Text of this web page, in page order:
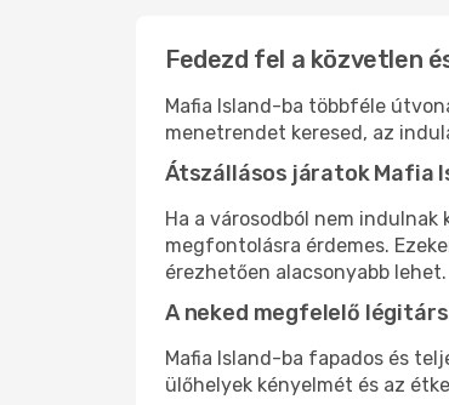
Fedezd fel a közvetlen
Mafia Island-ba többféle
menetrendet keresed, az
Átszállásos járatok Mafia
Ha a városodból nem
megfontolásra érdemes.
érezhetően alacsonyabb lehet.
A neked megfelelő
Mafia Island-ba fapados és
ülőhelyek kényelmét és az